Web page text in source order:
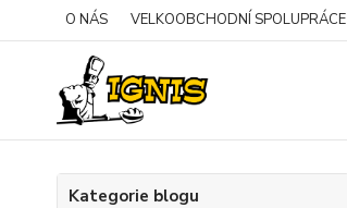
O NÁS VELKOOBCHODNÍ SPOLUPRÁCE
Kategorie blogu